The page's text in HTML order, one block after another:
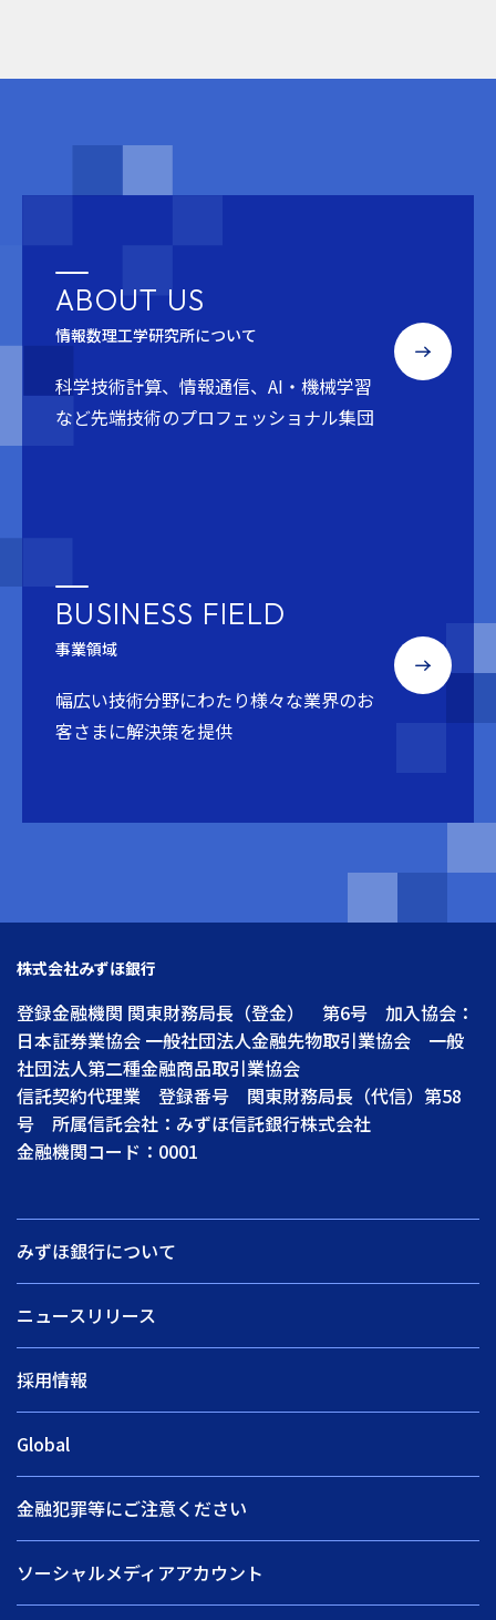
ABOUT US
情報数理工学研究所について
科学技術計算、情報通信、AI・機械学習
など先端技術のプロフェッショナル集団
BUSINESS FIELD
事業領域
幅広い技術分野にわたり様々な業界のお
客さまに解決策を提供
株式会社みずほ銀行
登録金融機関 関東財務局長（登金） 第6号 加入協会：
日本証券業協会 一般社団法人金融先物取引業協会 一般
社団法人第二種金融商品取引業協会
信託契約代理業 登録番号 関東財務局長（代信）第58
号 所属信託会社：みずほ信託銀行株式会社
金融機関コード：0001
みずほ銀行について
ニュースリリース
採用情報
Global
金融犯罪等にご注意ください
ソーシャルメディアアカウント